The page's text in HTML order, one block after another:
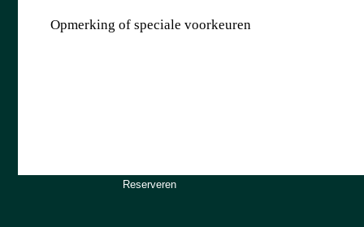
Opmerking of speciale voorkeuren